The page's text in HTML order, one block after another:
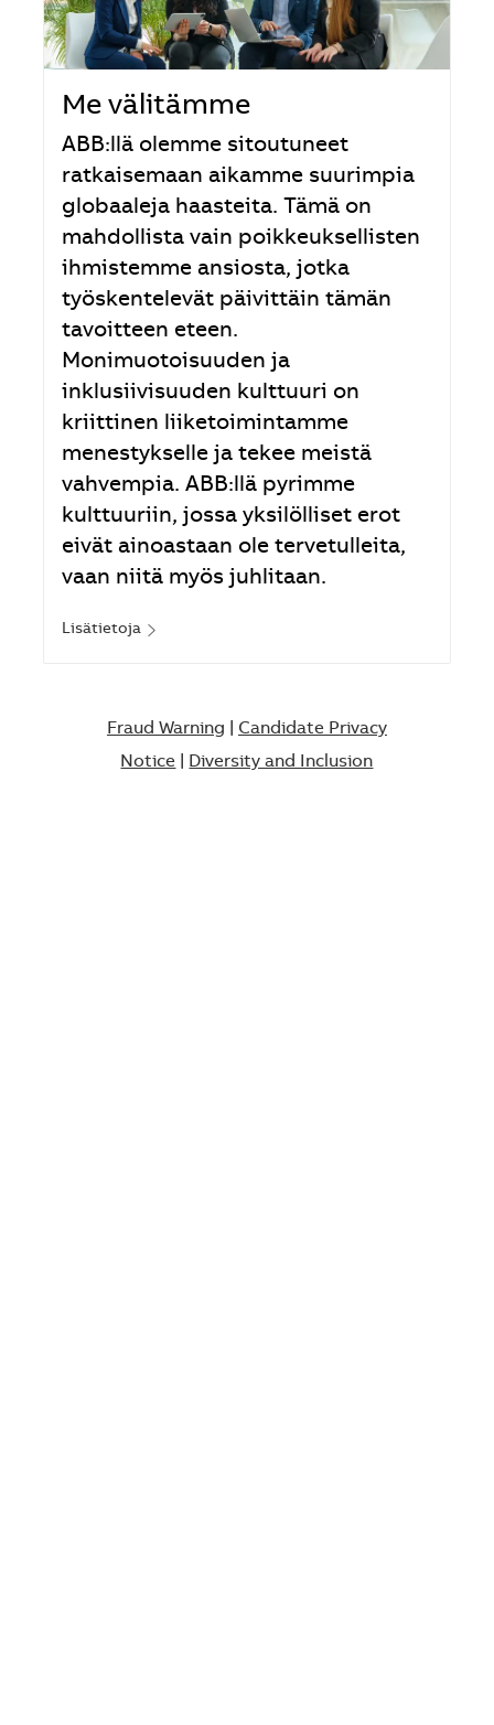
Me välitämme
ABB:llä olemme sitoutuneet
ratkaisemaan aikamme suurimpia
globaaleja haasteita. Tämä on
mahdollista vain poikkeuksellisten
ihmistemme ansiosta, jotka
työskentelevät päivittäin tämän
tavoitteen eteen.
Monimuotoisuuden ja
inklusiivisuuden kulttuuri on
kriittinen liiketoimintamme
menestykselle ja tekee meistä
vahvempia. ABB:llä pyrimme
kulttuuriin, jossa yksilölliset erot
eivät ainoastaan ole tervetulleita,
vaan niitä myös juhlitaan.
Lisätietoja
Fraud Warning
Candidate Privacy
Notice
Diversity and Inclusion​​​​​​​